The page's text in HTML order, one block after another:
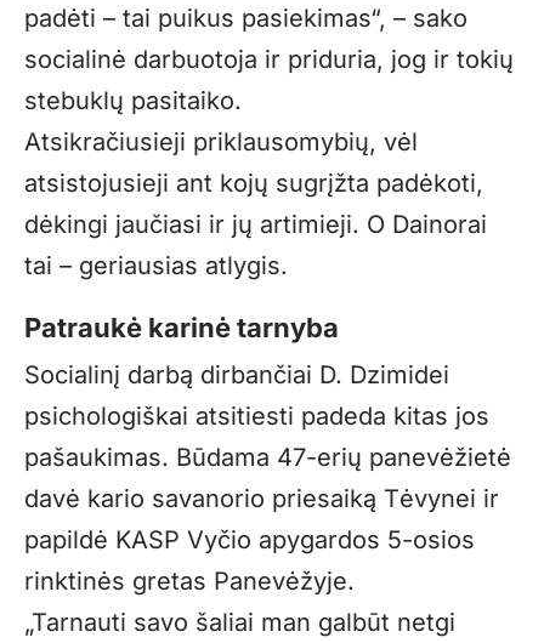
padėti – tai puikus pasiekimas“, – sako
socialinė darbuotoja ir priduria, jog ir tokių
stebuklų pasitaiko.
Atsikračiusieji priklausomybių, vėl
atsistojusieji ant kojų sugrįžta padėkoti,
dėkingi jaučiasi ir jų artimieji. O Dainorai
tai – geriausias atlygis.
Patraukė karinė tarnyba
Socialinį darbą dirbančiai D. Dzimidei
psichologiškai atsitiesti padeda kitas jos
pašaukimas. Būdama 47-erių panevėžietė
davė kario savanorio priesaiką Tėvynei ir
papildė KASP Vyčio apygardos 5-osios
rinktinės gretas Panevėžyje.
„Tarnauti savo šaliai man galbūt netgi